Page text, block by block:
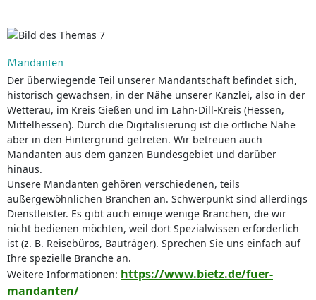
Mandanten
Der überwiegende Teil unserer Mandantschaft befindet sich,
historisch gewachsen, in der Nähe unserer Kanzlei, also in der
Wetterau, im Kreis Gießen und im Lahn-Dill-Kreis (Hessen,
Mittelhessen). Durch die Digitalisierung ist die örtliche Nähe
aber in den Hintergrund getreten. Wir betreuen auch
Mandanten aus dem ganzen Bundesgebiet und darüber
hinaus.
Unsere Mandanten gehören verschiedenen, teils
außergewöhnlichen Branchen an. Schwerpunkt sind allerdings
Dienstleister. Es gibt auch einige wenige Branchen, die wir
nicht bedienen möchten, weil dort Spezialwissen erforderlich
ist (z. B. Reisebüros, Bauträger). Sprechen Sie uns einfach auf
Ihre spezielle Branche an.
Weitere Informationen: https://www.bietz.de/fuer-
mandanten/